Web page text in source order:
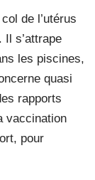
de l’utérus
s’attrape
les piscines,
quasi
rapports
vaccination
pour